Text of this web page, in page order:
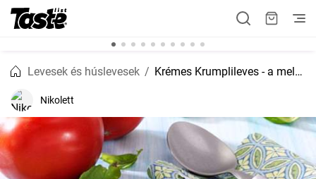
Levesek és húslevesek Krémes Krumplileves - a melegítő és kényeztető étel
Nikolett